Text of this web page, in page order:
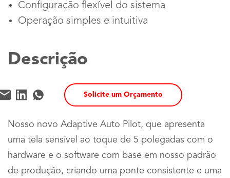
Configuração flexível do sistema
Operação simples e intuitiva
Descrição
Solicite um Orçamento
Nosso novo Adaptive Auto Pilot, que apresenta
uma tela sensível ao toque de 5 polegadas com o
hardware e o software com base em nosso padrão
de produção, criando uma ponte consistente e uma